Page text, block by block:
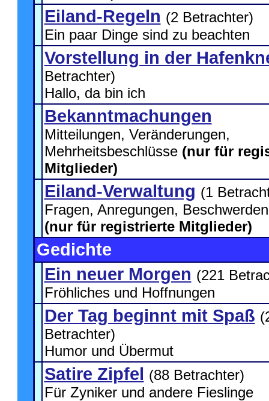
Eiland-Regeln (2 Betrachter)
Ein paar Dinge sind zu beachten
Vorstellung in der
Betrachter)
Hallo, da bin ich
Bekanntmachungen
Mitteilungen, Veränderungen,
Mehrheitsbeschlüsse (nur für
Mitglieder)
Eiland-Verwaltung (1
Fragen, Anregungen,
(nur für registrierte Mitglieder)
Gedichte
Ein neuer Morgen (221
Fröhliches und Hoffnungen
Der Tag beginnt mit Spaß
Betrachter)
Humor und Übermut
Satire Zipfel (88 Betrachter)
Für Zyniker und andere Fieslinge